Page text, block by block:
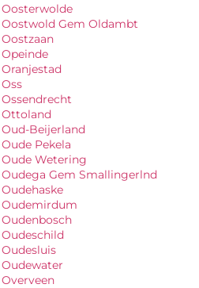
Oosterwolde
Oostwold Gem Oldambt
Oostzaan
Opeinde
Oranjestad
Oss
Ossendrecht
Ottoland
Oud-Beijerland
Oude Pekela
Oude Wetering
Oudega Gem Smallingerlnd
Oudehaske
Oudemirdum
Oudenbosch
Oudeschild
Oudesluis
Oudewater
Overveen